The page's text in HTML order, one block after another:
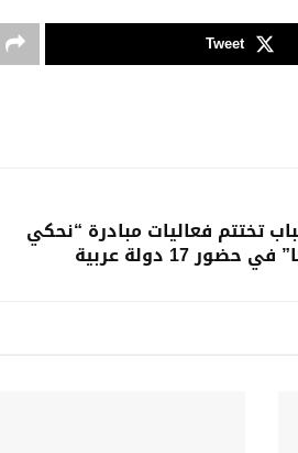
Tweet
تختتم فعاليات مبادرة “نحكي
17 دولة عربية